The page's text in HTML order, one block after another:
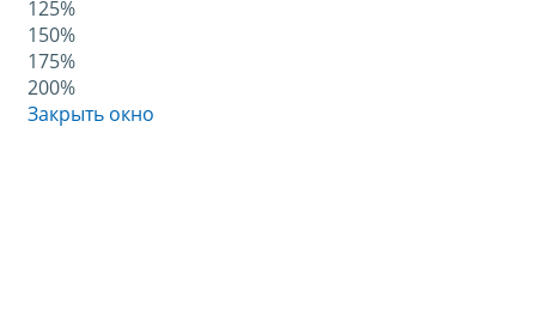
125%
150%
175%
200%
Закрыть окно